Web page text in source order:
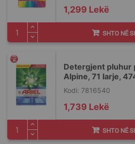
1,299 Lekë
SHTO NË
Detergjent pluhur
Alpine, 71 larje,
Kodi: 7816540
1,739 Lekë
SHTO NË